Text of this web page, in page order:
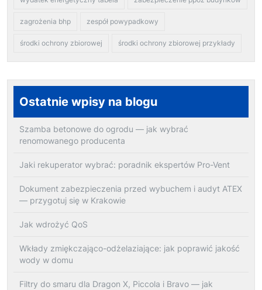
zagrożenia bhp zespół powypadkowy
środki ochrony zbiorowej środki ochrony zbiorowej przykłady
Ostatnie wpisy na blogu
Szamba betonowe do ogrodu — jak wybrać
renomowanego producenta
Jaki rekuperator wybrać: poradnik ekspertów Pro-Vent
Dokument zabezpieczenia przed wybuchem i audyt ATEX
— przygotuj się w Krakowie
Jak wdrożyć QoS
Wkłady zmiękczająco-odżelaziające: jak poprawić jakość
wody w domu
Filtry do smaru dla Dragon X, Piccola i Bravo — jak